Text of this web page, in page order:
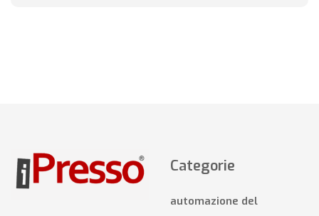
Categorie
automazione del